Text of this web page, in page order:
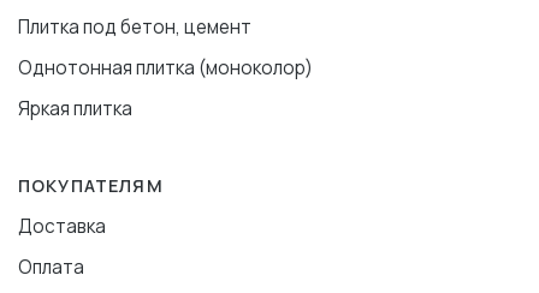
Плитка под бетон, цемент
Однотонная плитка (моноколор)
Яркая плитка
ПОКУПАТЕЛЯМ
Доставка
Оплата